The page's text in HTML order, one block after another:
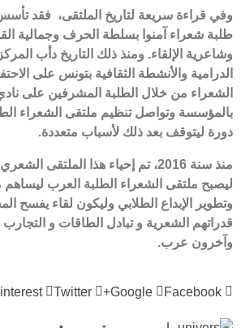
طلبة شعراء آمنوا بسلطة الحرف وجمالية
وشاعرية الإلقاء. ومنذ ذلك التاريخ دأب
الدرامية والأنشطة الثقافية بتونس على
الشعراء من خلال الطلبة المشرفين على
بالمؤسسة وتواصل تنظيم ملتقى الشعراء
دورة ليتوقف بعد ذلك لأسباب متعددة.
منذ سنة 2016، تم إحياء هذا الملتقى
ليصبح ملتقى الشعراء الطلبة العرب
وتطوير الإبداع الطلابي وليكون لقاء يفسح
قدراتهم الشعرية و تبادل الطاقات و
وآخرون عرب.
Facebook
Google+
Twitter